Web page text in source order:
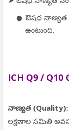
ఔషధ
ఉంటుంది.
ICH Q9 / Q10
నాణ్యత (Quality):
లక్షణాల సమితి